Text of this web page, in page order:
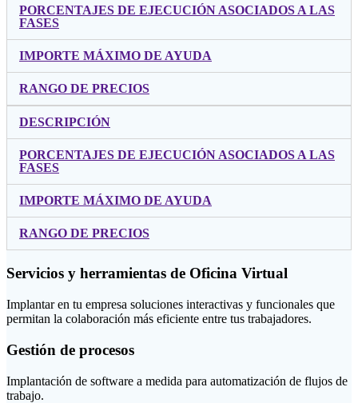
PORCENTAJES DE EJECUCIÓN ASOCIADOS A LAS
FASES
IMPORTE MÁXIMO DE AYUDA
RANGO DE PRECIOS
DESCRIPCIÓN
PORCENTAJES DE EJECUCIÓN ASOCIADOS A LAS
FASES
IMPORTE MÁXIMO DE AYUDA
RANGO DE PRECIOS
Servicios y herramientas de Oficina Virtual
Implantar en tu empresa soluciones interactivas y funcionales que
permitan la colaboración más eficiente entre tus trabajadores.
Gestión de procesos
Implantación de software a medida para automatización de flujos de
trabajo.